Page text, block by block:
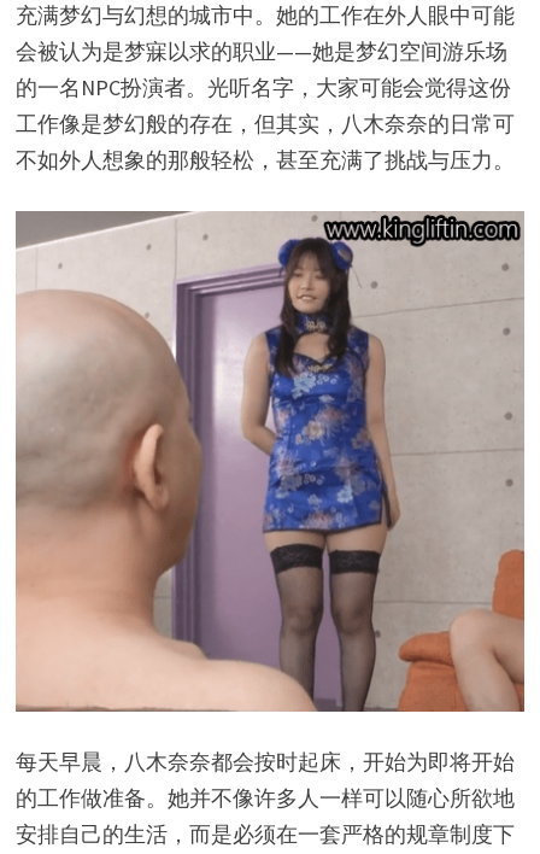
充满梦幻与幻想的城市中。她的工作在外人眼中可能
会被认为是梦寐以求的职业——她是梦幻空间游乐场
的一名NPC扮演者。光听名字，大家可能会觉得这份
工作像是梦幻般的存在，但其实，八木奈奈的日常可
不如外人想象的那般轻松，甚至充满了挑战与压力。
每天早晨，八木奈奈都会按时起床，开始为即将开始
的工作做准备。她并不像许多人一样可以随心所欲地
安排自己的生活，而是必须在一套严格的规章制度下